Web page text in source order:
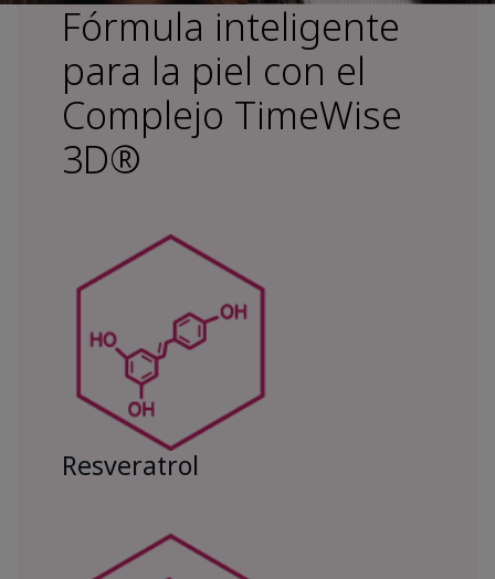
Fórmula inteligente
para la piel con el
Complejo TimeWise
3D®
Resveratrol